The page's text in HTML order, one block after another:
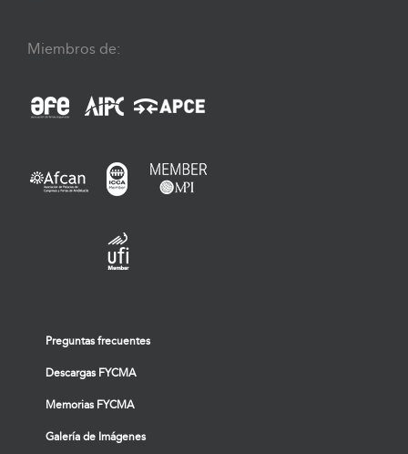
Miembros de:
Preguntas frecuentes
Descargas FYCMA
Memorias FYCMA
Galería de Imágenes